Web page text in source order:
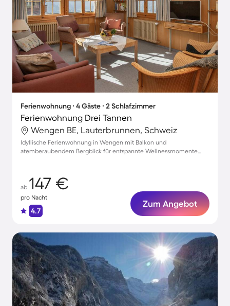
Ferienwohnung ∙ 4 Gäste ∙ 2 Schlafzimmer
Ferienwohnung Drei Tannen
Wengen BE, Lauterbrunnen, Schweiz
Idyllische Ferienwohnung in Wengen mit Balkon und
atemberaubendem Bergblick für entspannte Wellnessmomente
ab 147 €
pro Nacht
4.7
Zum Angebot